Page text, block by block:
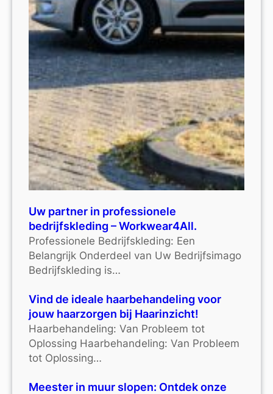
Uw partner in professionele
bedrijfskleding – Workwear4All.
Professionele Bedrijfskleding: Een
Belangrijk Onderdeel van Uw Bedrijfsimago
Bedrijfskleding is…
Vind de ideale haarbehandeling voor
jouw haarzorgen bij Haarinzicht!
Haarbehandeling: Van Probleem tot
Oplossing Haarbehandeling: Van Probleem
tot Oplossing…
Meester in muur slopen: Ontdek onze